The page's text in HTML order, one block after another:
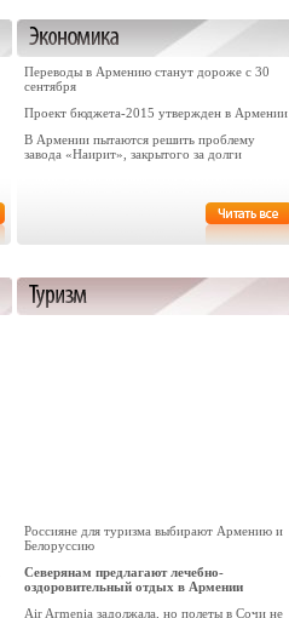
Переводы в Армению станут дороже с 30
сентября
Проект бюджета-2015 утвержден в Армении
В Армении пытаются решить проблему
завода «Наирит», закрытого за долги
Россияне для туризма выбирают Армению и
Белоруссию
Северянам предлагают лечебно-
оздоровительный отдых в Армении
Air Armenia задолжала, но полеты в Сочи не